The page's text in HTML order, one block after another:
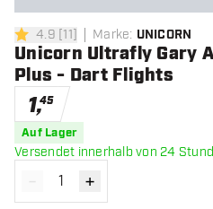
4.9 Bewertungssterne
4.9 [11] Marke: UNICORN
Unicorn Ultrafly Gary
Plus - Dart Flights
1,45
Auf Lager
Versendet innerhalb von 24
Menge verringern
- Menge erhöhen
+